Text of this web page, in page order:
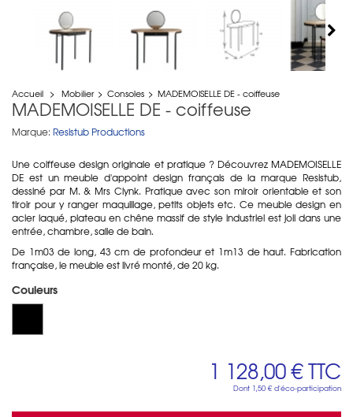
Accueil > Mobilier > Consoles > MADEMOISELLE DE - coiffeuse
MADEMOISELLE DE - coiffeuse
Marque: Resistub Productions
Une coiffeuse design originale et pratique ? Découvrez MADEMOISELLE
DE est un meuble d'appoint design français de la marque Resistub,
dessiné par M. & Mrs Clynk. Pratique avec son miroir orientable et son
tiroir pour y ranger maquillage, petits objets etc. Ce meuble design en
acier laqué, plateau en chêne massif de style industriel est joli dans une
entrée, chambre, salle de bain.
De 1m03 de long, 43 cm de profondeur et 1m13 de haut. Fabrication
française, le meuble est livré monté, de 20 kg.
Couleurs
1 128,00 €TTC
Dont 1,50 € d'éco-participation